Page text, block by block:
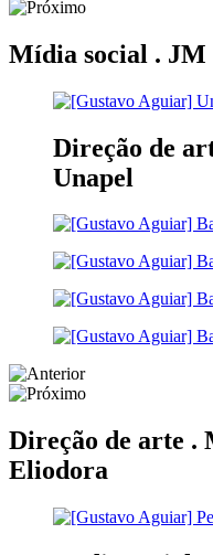
Mídia social . JM
Direção de
Unapel
Direção de arte .
Eliodora